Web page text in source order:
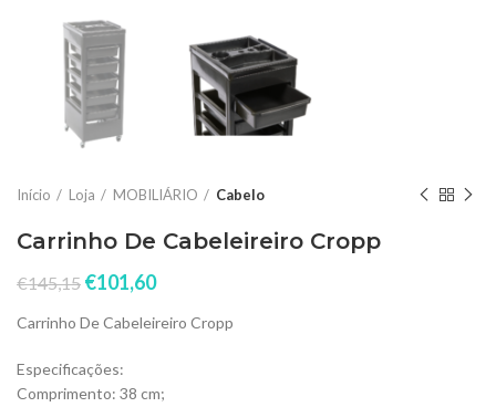
Início Loja MOBILIÁRIO Cabelo
Carrinho De Cabeleireiro Cropp
€145,15 €101,60
Carrinho De Cabeleireiro Cropp
Especificações:
Comprimento: 38 cm;